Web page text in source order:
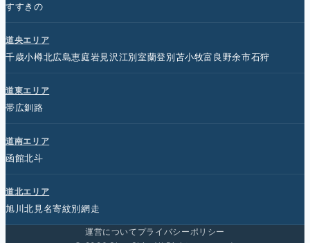
すすきの
道央エリア
千歳小樽北広島恵庭岩見沢江別室蘭登別苫小牧富良野余市石狩
道東エリア
帯広釧路
道南エリア
函館北斗
道北エリア
旭川北見 名寄紋別網走
運営について プライバシーポリシー